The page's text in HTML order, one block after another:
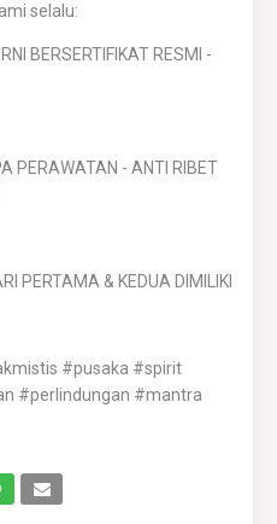
selalu:
BERSERTIFIKAT RESMI -
PERAWATAN - ANTI RIBET
PERTAMA & KEDUA DIMILIKI
#pusaka #spirit
#perlindungan #mantra